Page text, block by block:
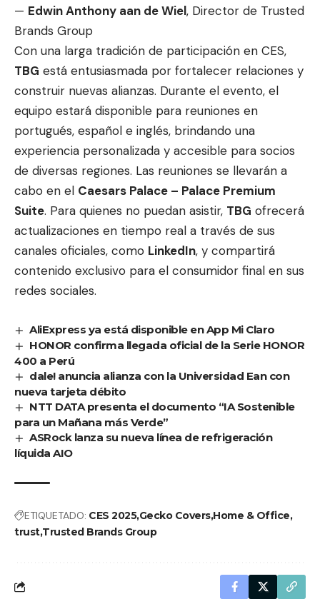
— Edwin Anthony aan de Wiel, Director de Trusted
Brands Group
Con una larga tradición de participación en CES,
TBG está entusiasmada por fortalecer relaciones y
construir nuevas alianzas. Durante el evento, el
equipo estará disponible para reuniones en
portugués, español e inglés, brindando una
experiencia personalizada y accesible para socios
de diversas regiones. Las reuniones se llevarán a
cabo en el Caesars Palace – Palace Premium
Suite. Para quienes no puedan asistir, TBG ofrecerá
actualizaciones en tiempo real a través de sus
canales oficiales, como LinkedIn, y compartirá
contenido exclusivo para el consumidor final en sus
redes sociales.
AliExpress ya está disponible en App Mi Claro
HONOR confirma llegada oficial de la Serie HONOR
400 a Perú
dale! anuncia alianza con la Universidad Ean con
nueva tarjeta débito
NTT DATA presenta el documento “IA Sostenible
para un Mañana más Verde”
ASRock lanza su nueva línea de refrigeración
líquida AIO
ETIQUETADO: CES 2025Gecko CoversHome & Office
trustTrusted Brands Group